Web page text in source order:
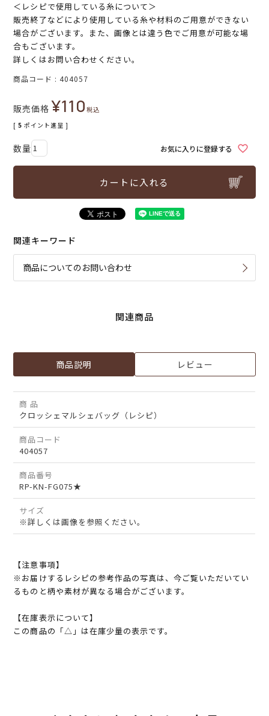
＜レシピで使用している糸について＞
販売終了などにより使用している糸や材料のご用意ができない
場合がございます。また、画像とは違う色でご用意が可能な場
合もございます。
詳しくはお問い合わせください。
商品コード 404057
販売価格 ¥110税込
[ 5 ポイント進呈 ]
お気に入りに登録する
カートに入れる
関連キーワード
商品についてのお問い合わせ
関連商品
商品説明 レビュー
商 品
クロッシェマルシェバッグ（レシピ）
商品コード
404057
商品番号
RP-KN-FG075★
サイズ
※詳しくは画像を参照ください。
【注意事項】
※お届けするレシピの参考作品の写真は、今ご覧いただいてい
るものと柄や素材が異なる場合がございます。
【在庫表示について】
この商品の「△」は在庫少量の表示です。